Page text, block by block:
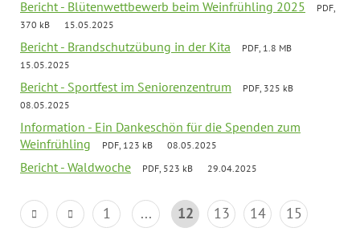
Bericht - Blütenwettbewerb beim Weinfrühling 2025
PDF,
370 kB
15.05.2025
Bericht - Brandschutzübung in der Kita
PDF, 1.8 MB
15.05.2025
Bericht - Sportfest im Seniorenzentrum
PDF, 325 kB
08.05.2025
Information - Ein Dankeschön für die Spenden zum
Weinfrühling
PDF, 123 kB 08.05.2025
Bericht - Waldwoche PDF, 523 kB 29.04.2025
1 ... 12 13 14
15